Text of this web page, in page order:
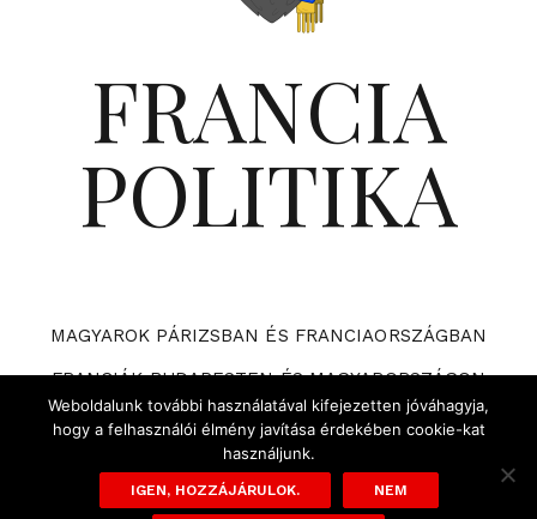
FRANCIA
POLITIKA
MAGYAROK PÁRIZSBAN ÉS FRANCIAORSZÁGBAN
FRANCIÁK BUDAPESTEN ÉS MAGYARORSZÁGON
VÁRHATÓ ESEMÉNYEK A FRANCIA POLITIKÁBAN
ADATVÉDELMI TÁJÉKOZTATÓ ÉS SZABÁLYZAT
Weboldalunk további használatával kifejezetten jóváhagyja,
hogy a felhasználói élmény javítása érdekében cookie-kat
használjunk.
IGEN, HOZZÁJÁRULOK. NEM